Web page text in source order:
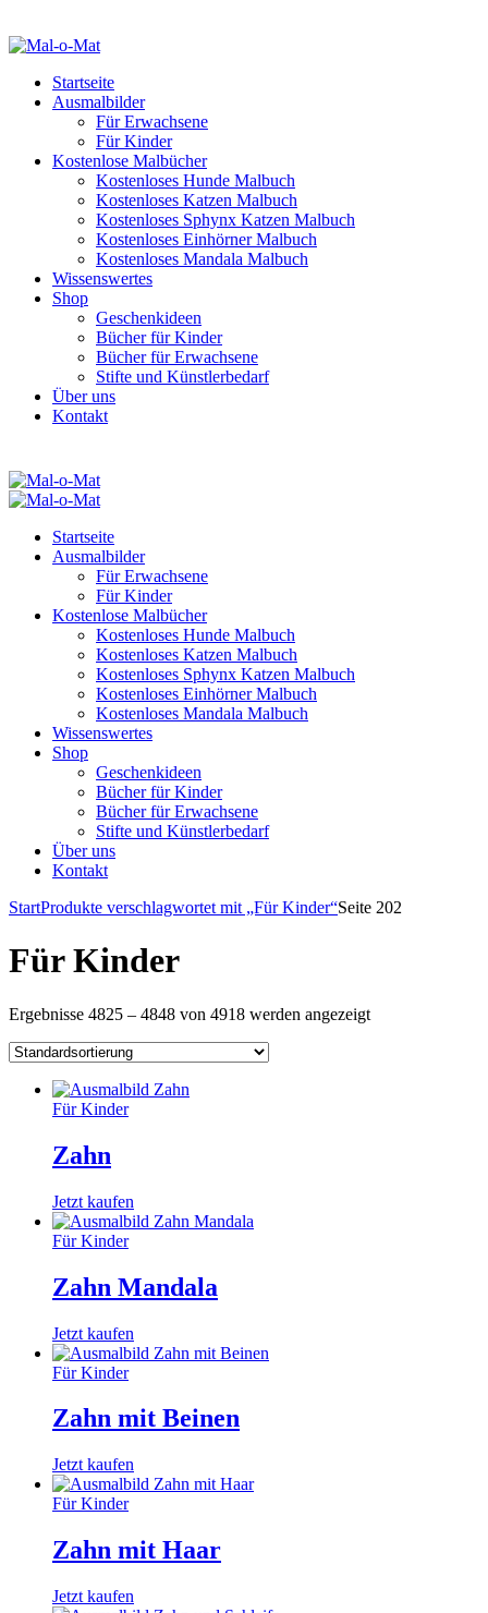
Startseite
Ausmalbilder
Für Erwachsene
Für Kinder
Kostenlose Malbücher
Kostenloses Hunde Malbuch
Kostenloses Katzen Malbuch
Kostenloses Sphynx Katzen Malbuch
Kostenloses Einhörner Malbuch
Kostenloses Mandala Malbuch
Wissenswertes
Shop
Geschenkideen
Bücher für Kinder
Bücher für Erwachsene
Stifte und Künstlerbedarf
Über uns
Kontakt
Startseite
Ausmalbilder
Für Erwachsene
Für Kinder
Kostenlose Malbücher
Kostenloses Hunde Malbuch
Kostenloses Katzen Malbuch
Kostenloses Sphynx Katzen Malbuch
Kostenloses Einhörner Malbuch
Kostenloses Mandala Malbuch
Wissenswertes
Shop
Geschenkideen
Bücher für Kinder
Bücher für Erwachsene
Stifte und Künstlerbedarf
Über uns
Kontakt
StartProdukte verschlagwortet mit „Für Kinder“Seite 202
Für Kinder
Ergebnisse 4825 – 4848 von 4918 werden angezeigt
Für Kinder
Zahn
Jetzt kaufen
Für Kinder
Zahn Mandala
Jetzt kaufen
Für Kinder
Zahn mit Beinen
Jetzt kaufen
Für Kinder
Zahn mit Haar
Jetzt kaufen